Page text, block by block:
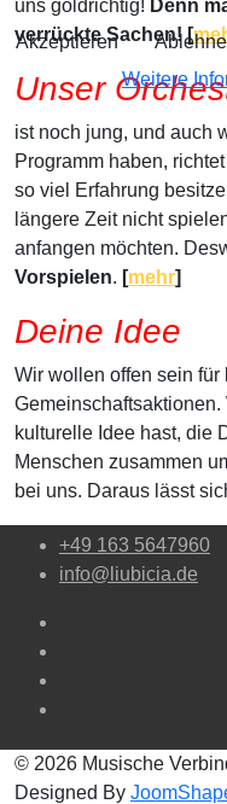
uns goldrichtig! Denn
verrückte Sachen! [
Unser
ist noch jung, und auch
Programm haben,
so viel Erfahrung
längere Zeit nicht
anfangen möchten.
Vorspielen. [mehr]
Deine Idee
Wir wollen offen sein für
kulturelle Idee hast, die
Menschen zusammen
bei uns. Daraus lässt
+49 163 5647960
info@liubicia.de
© 2026 Musische
Designed By
Akzeptieren
Weitere